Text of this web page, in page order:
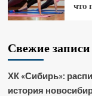
что
Свежие записи
ХК «Сибирь»:
история